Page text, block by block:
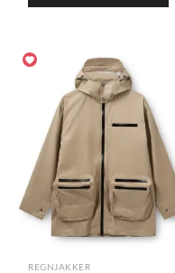
REGNJAKKER